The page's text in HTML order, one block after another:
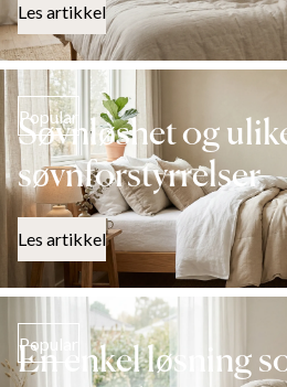
Les artikkel
Popular
Søvnløshet og
søvnforstyrrelser
Les artikkel
Popular
En enkel løsning